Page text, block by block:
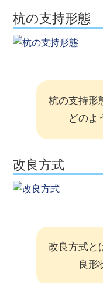
杭の支持形態
杭の支持形
どのよ
改良方式
改良方式と
良形